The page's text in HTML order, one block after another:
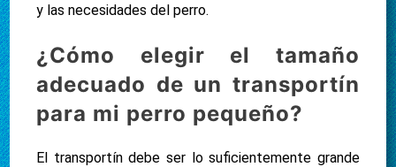
y las necesidades del perro.
¿Cómo elegir el tamaño
adecuado de un transportín
para mi perro pequeño?
El transportín debe ser lo suficientemente grande